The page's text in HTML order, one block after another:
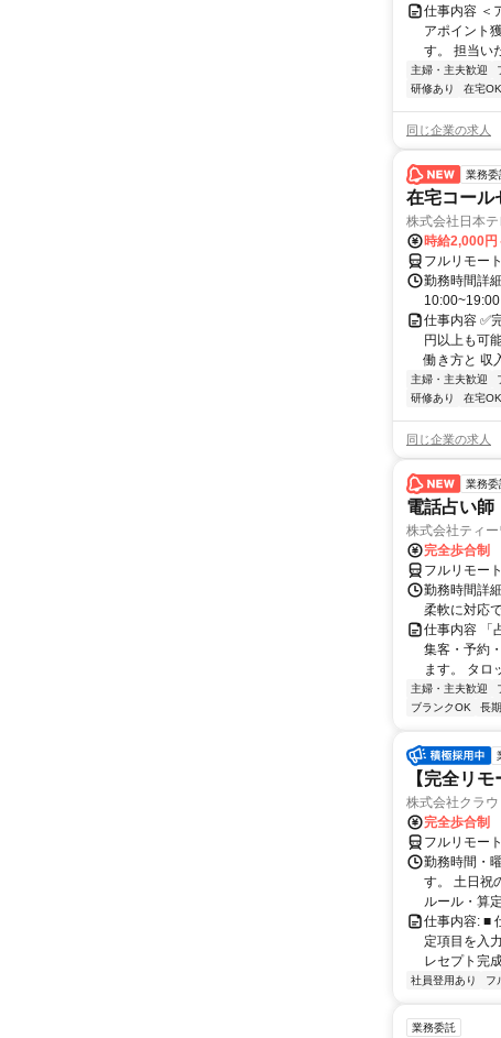
仕事内容 ＜
アポイント
す。 担当い
主婦・主夫歓迎
研修あり
在宅OK
同じ企業の求人
業務委
在宅コール
株式会社日本
時給2,000円
フルリモート
勤務時間詳
仕事内容 ✅
円以上も可
働き方と 収
主婦・主夫歓迎
研修あり
在宅OK
同じ企業の求人
業務委
電話占い師
株式会社ティ
完全歩合制
フルリモート
勤務時間詳
柔軟に対応
仕事内容 「
集客・予約
ます。 タロ
主婦・主夫歓迎
ブランクOK
長
【完全リ
株式会社クラ
完全歩合制
フルリモート
勤務時間・
す。 土日祝
ルール・算
仕事内容: ■
定項目を入
レセプト完
社員登用あり フ
業務委託